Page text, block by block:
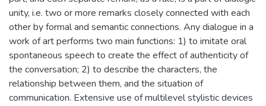
unity, i.e. two or more remarks closely connected with each
other by formal and semantic connections. Any dialogue in a
work of art performs two main functions: 1) to imitate oral
spontaneous speech to create the effect of authenticity of
the conversation; 2) to describe the characters, the
relationship between them, and the situation of
communication. Extensive use of multilevel stylistic devices